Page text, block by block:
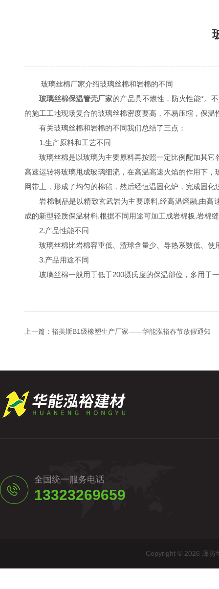
玻璃丝棉厂家介绍玻璃丝棉和岩棉的不同
玻璃丝棉保温管壳厂家的产品具不燃性，防火性能*。
的施工工地现场复合的玻璃丝棉密度要高，不易压缩，保温
有关玻璃丝棉和岩棉的不同我们总结了三点：
1.生产原料和工艺不同
玻璃丝棉是以玻璃为主要原料再按照一定比例配加其它
高速运转将玻璃甩成玻璃细流，在高温高速火焰的作用下
网带上，形成了均匀的棉毡，然后经恒温固化炉，完成固
岩棉制品是以精致玄武岩为主要原料,经高温熔融,由高
成的新型轻质保温材料.根据不同用途可加工成岩棉板,岩棉
2.产品性能不同
玻璃丝棉比岩棉容重低、渣球含量少、导热系数低、使
3.产品用途不同
玻璃丝棉一般用于低于200摄氏度的保温部位，多用于一
上一篇： 裕美斯B1级橡塑生产厂家——华能泓裕春节放假通知
全国统一服务电话
13323269659
Copyright © 2026 廊